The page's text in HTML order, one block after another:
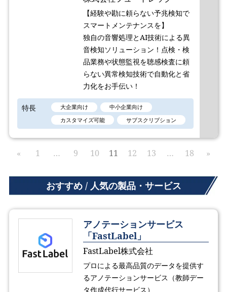
【経験や勘に頼らない予兆検知で
スマートメンテナンスを】
独自の音響処理とAI技術による異
音検知ソリューション！点検・検
品業務や状態監視を聴感検査に頼
らない異常検知技術で自動化と省
力化をお手伝い！
特長 大企業向け
中小企業向け
カスタマイズ可能
サブスクリプション
« 1 … 9 10 11 12 13 … 18 »
おすすめ / 人気の製品・サービス
アノテーションサービス
「FastLabel」
FastLabel株式会社
プロによる最高品質のデータを提供す
るアノテーションサービス（教師デー
タ作成代行サービス）